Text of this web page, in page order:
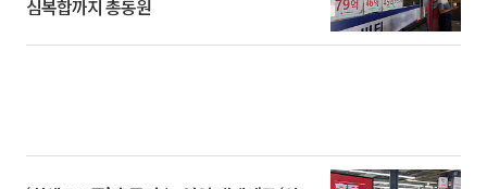
심복합까지 총동원